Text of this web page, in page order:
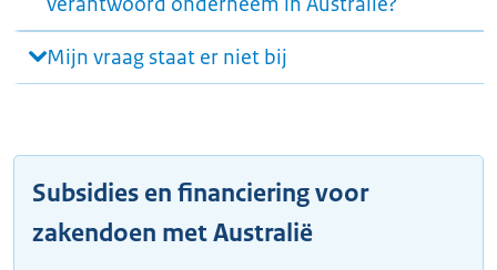
Mijn vraag staat er niet bij
Subsidies en financiering voor
zakendoen met Australië